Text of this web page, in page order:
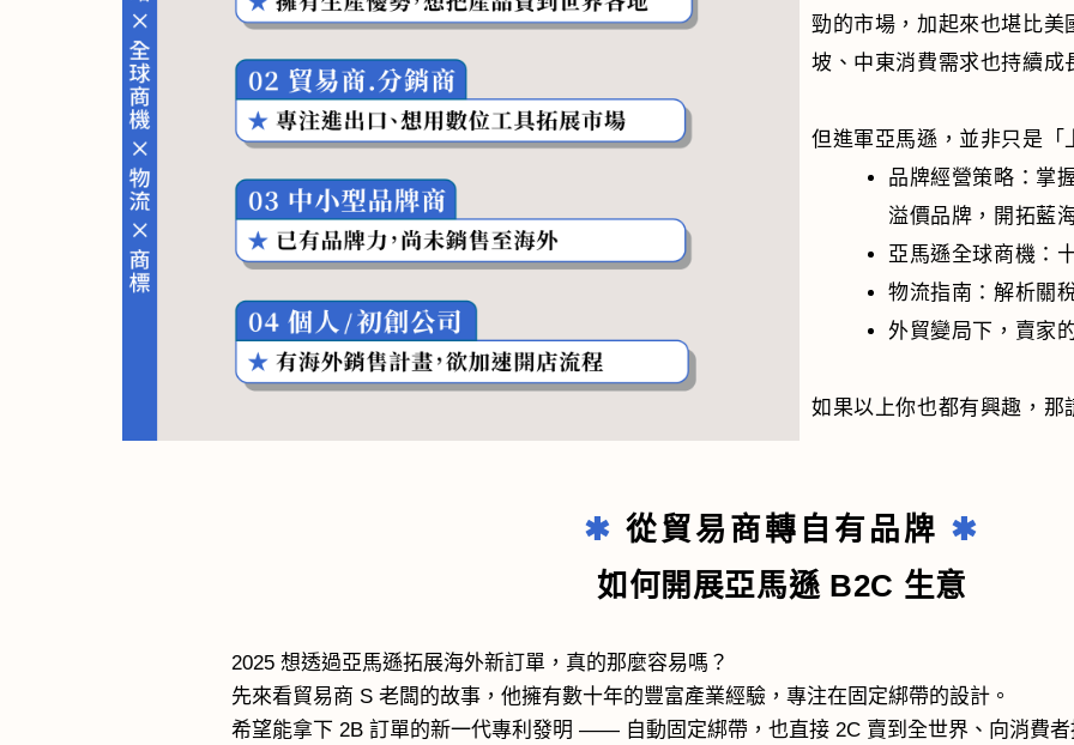
勁的市場，加起來也堪比
坡、中東消費需求也持續
但進軍亞馬遜，並非只是
品牌經營策略：掌
溢價品牌，開拓藍
亞馬遜全球商機：
物流指南：解析關
外貿變局下，賣家
如果以上你也都有興趣，
✱ 從貿易商轉自有品牌 ✱
如何開展亞馬遜 B2C 生意
2025 想透過亞馬遜拓展海外新訂單，真的那麼容易嗎？
先來看貿易商 S 老闆的故事，他擁有數十年的豐富產業經驗，專注在固定綁帶的設計。
希望能拿下 2B 訂單的新一代專利發明 —— 自動固定綁帶，也直接 2C 賣到全世界、向消費